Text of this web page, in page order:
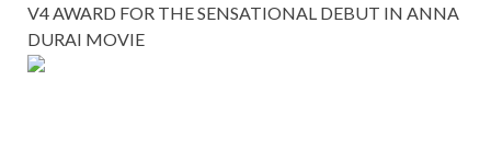
V4 AWARD FOR THE SENSATIONAL DEBUT IN ANNA
DURAI MOVIE